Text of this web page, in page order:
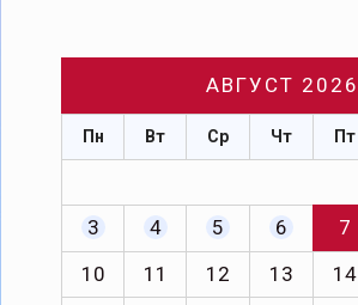
АВГУСТ 2026
Пн Вт Ср Чт Пт
3
4 5 6 7
10
11 12 13 14